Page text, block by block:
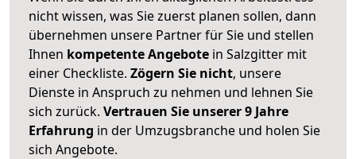
nicht wissen, was Sie zuerst planen sollen, dann
übernehmen unsere Partner für Sie und stellen
Ihnen kompetente Angebote in Salzgitter mit
einer Checkliste. Zögern Sie nicht, unsere
Dienste in Anspruch zu nehmen und lehnen Sie
sich zurück. Vertrauen Sie unserer 9 Jahre
Erfahrung in der Umzugsbranche und holen Sie
sich Angebote.